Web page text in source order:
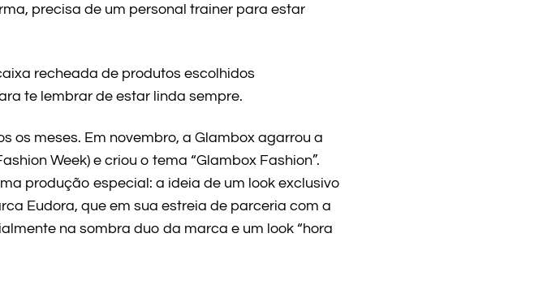
precisa de um personal trainer para estar
recheada de produtos escolhidos
te lembrar de estar linda sempre.
os meses. Em novembro, a Glambox agarrou a
Week) e criou o tema “Glambox Fashion”.
produção especial: a ideia de um look exclusivo
Eudora, que em sua estreia de parceria com a
na sombra duo da marca e um look “hora